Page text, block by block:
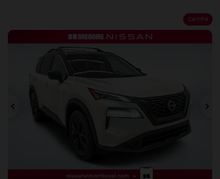
Certifié
Précédent